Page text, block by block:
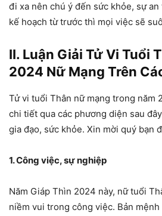
đi xa nên chú ý đến sức khỏe, sự
kế hoạch từ trước thì mọi việc sẽ
II. Luận Giải Tử Vi Tuổi
2024 Nữ Mạng Trên
Tử vi tuổi Thân nữ mạng trong năm
chi tiết qua các phương diện sau
gia đạo, sức khỏe. Xin mời quý bạn
1. Công việc, sự nghiệp
Năm Giáp Thìn 2024 này, nữ tuổi
niềm vui trong công việc. Bản